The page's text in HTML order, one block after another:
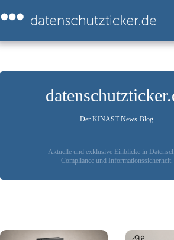
Inhalt
springen
Der KINAST News-Blog
Aktuelle und exklusive Einblicke in
Compliance und Informationssicherheit.